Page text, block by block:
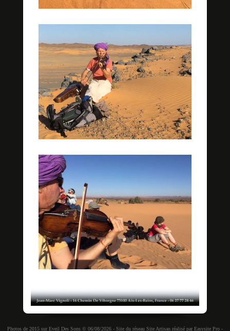
Photos de 2015 surEveil Des Sons © 06/08/2026 - Site du réseau Site Artisan réalisé parEasysite Pro -